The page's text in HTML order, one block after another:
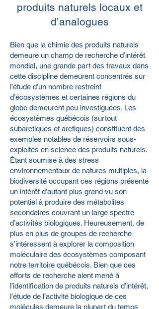
produits naturels locaux et
d’analogues
Bien que la chimie des produits naturels
demeure un champ de recherche d’intérêt
mondial, une grande part des travaux dans
cette discipline demeurent concentrés sur
l’étude d’un nombre restreint
d’écosystèmes et certaines régions du
globe demeurent peu investiguées. Les
écosystèmes québécois (surtout
subarctiques et arctiques) constituent des
exemples notables de réservoirs sous-
exploités en science des produits naturels.
Étant soumise à des stress
environnementaux de natures multiples, la
biodiversité occupant ces régions présente
un intérêt d’autant plus grand vu son
potentiel à produire des métabolites
secondaires couvrant un large spectre
d’activités biologiques. Heureusement, de
plus en plus de groupes de recherche
s’intéressent à explorer la composition
moléculaire des écosystèmes composant
notre territoire québécois. Bien que ces
efforts de recherche aient mené à
l’identification de produits naturels d’intérêt,
l’étude de l’activité biologique de ces
molécules demeure la plupart du temps